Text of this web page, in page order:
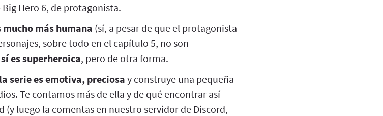
Hero 6, de protagonista.
mucho más humana (sí, a pesar de que el protagonista
sobre todo en el capítulo 5, no son
es superheroica, pero de otra forma.
la serie es emotiva, preciosa y construye una pequeña
Te contamos más de ella y de qué encontrar así
luego la comentas en nuestro servidor de Discord,